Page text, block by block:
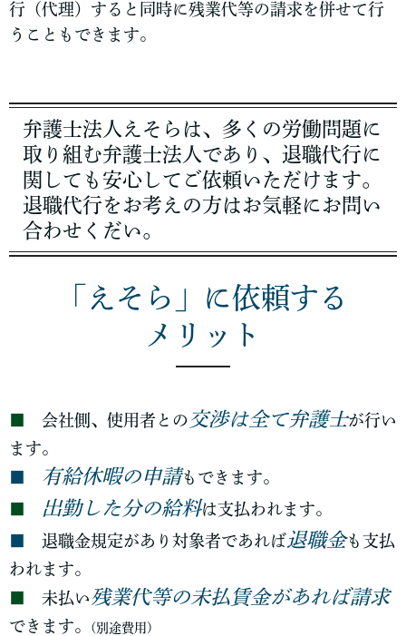
行（代理）すると同時に残業代等の請求を併せて行
うこともできます。
弁護士法人えそらは、多くの労働問題に
取り組む弁護士法人であり、退職代行に
関しても安心してご依頼いただけます。
退職代行をお考えの方はお気軽にお問い
合わせくだい。
「えそら」に依頼する
メリット
会社側、使用者との 交渉は全て弁護士が行い
ます。
有給休暇の申請もできます。
出勤した分の給料は支払われます。
退職金規定があり対象者であれば退職金も支払
われます。
未払い 残業代等の未払賃金があれば請求
できます。 (別途費用)